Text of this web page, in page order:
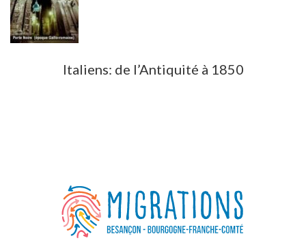
Italiens: de l’Antiquité à 1850